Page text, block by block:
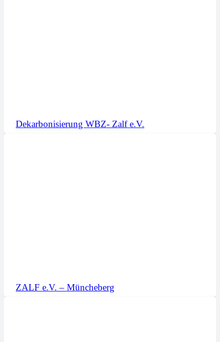
Dekarbonisierung WBZ- Zalf e.V.
ZALF e.V. – Müncheberg